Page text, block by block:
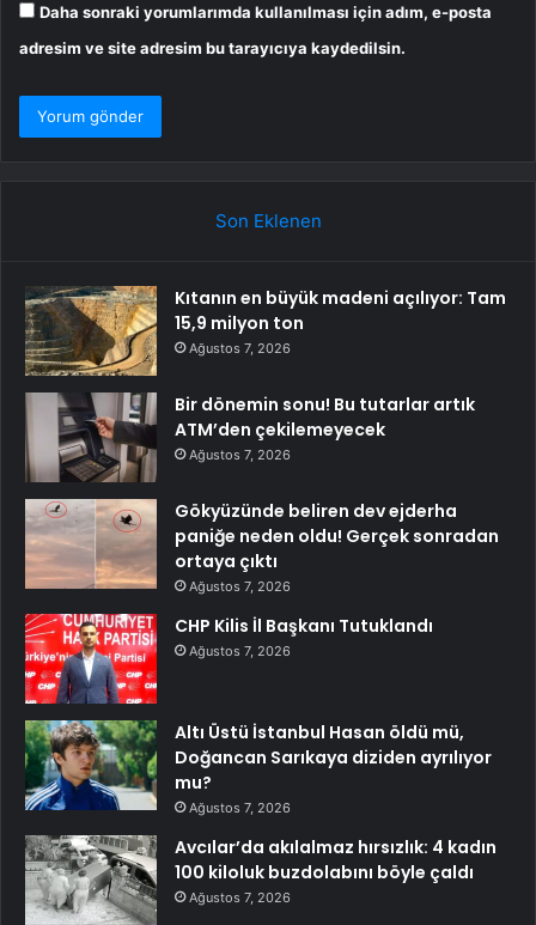
Daha sonraki yorumlarımda kullanılması için adım, e-posta
adresim ve site adresim bu tarayıcıya kaydedilsin.
Son Eklenen
Kıtanın en büyük madeni açılıyor: Tam
15,9 milyon ton
Ağustos 7, 2026
Bir dönemin sonu! Bu tutarlar artık
ATM’den çekilemeyecek
Ağustos 7, 2026
Gökyüzünde beliren dev ejderha
paniğe neden oldu! Gerçek sonradan
ortaya çıktı
Ağustos 7, 2026
CHP Kilis İl Başkanı Tutuklandı
Ağustos 7, 2026
Altı Üstü İstanbul Hasan öldü mü,
Doğancan Sarıkaya diziden ayrılıyor
mu?
Ağustos 7, 2026
Avcılar’da akılalmaz hırsızlık: 4 kadın
100 kiloluk buzdolabını böyle çaldı
Ağustos 7, 2026